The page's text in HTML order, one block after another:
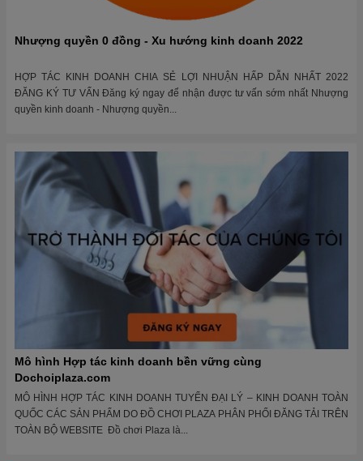
Nhượng quyền 0 đồng - Xu hướng kinh doanh 2022
HỢP TÁC KINH DOANH CHIA SẺ LỢI NHUẬN HẤP DẪN NHẤT 2022
ĐĂNG KÝ TƯ VẤN Đăng ký ngay để nhận được tư vấn sớm nhất Nhượng
quyền kinh doanh - Nhượng quyền...
Mô hình Hợp tác kinh doanh bền vững cùng
Dochoiplaza.com
MÔ HÌNH HỢP TÁC KINH DOANH TUYỂN ĐẠI LÝ – KINH DOANH TOÀN
QUỐC CÁC SẢN PHẨM DO ĐỒ CHƠI PLAZA PHÂN PHỐI ĐĂNG TẢI TRÊN
TOÀN BỘ WEBSITE Đồ chơi Plaza là...